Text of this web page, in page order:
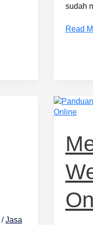
sudah
Read
/Jasa
Website